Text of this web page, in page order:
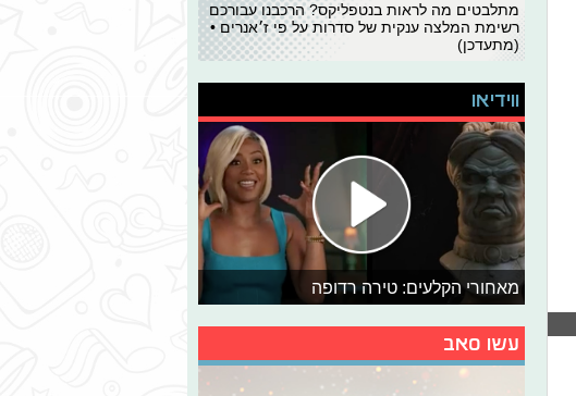
מתלבטים מה לראות בנטפליקס? הרכבנו עבורכם
רשימת המלצה ענקית של סדרות על פי ז׳אנרים •
(מתעדכן)
ווידיאו
מאחורי הקלעים: טירה רדופה
עשו סאב